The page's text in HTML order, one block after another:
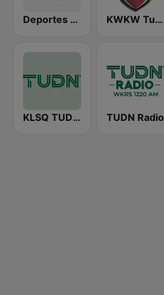
Deportes & Mas con Marino KWKW Tu Liga Radio 1330 AM
KLSQ TUDN Radio Las Vegas TUDN Radio